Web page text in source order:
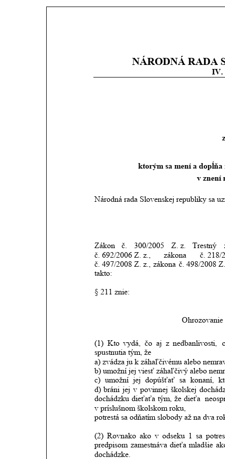
NÁRODNÁ RADA
IV.
ktorým sa mení a dopĺňa
v znení
Národná rada Slovenskej republiky sa
Zákon č. 300/2005 Z. z. Trestný
č. 692/2006 Z. z.,
zákona
č. 218/
č. 497/2008 Z. z.,
zákona č. 498/2008
takto:
§ 211 znie:
(1) Kto vydá, čo aj z nedbanlivosti,
spustnutia tým, že
a) zvádza ju k záhaľčivému alebo
b) umožní jej viesť záhaľčivý alebo
c) umožní jej dopúšťať sa konaní,
d) bráni jej v povinnej školskej
dochádzku dieťaťa tým, že dieťa
v príslušnom školskom roku,
potrestá sa odňatím slobody až na dva
(2) Rovnako ako v odseku 1 sa
predpisom zamestnáva dieťa mladšie
dochádzke.